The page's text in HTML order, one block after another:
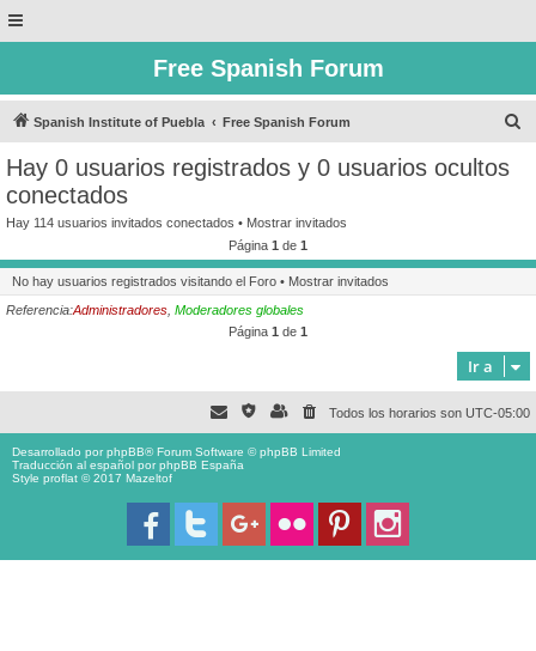
Free Spanish Forum
Spanish Institute of Puebla Free Spanish Forum
r
Hay 0 usuarios registrados y 0 usuarios ocultos
conectados
Hay 114 usuarios invitados conectados • Mostrar invitados
Página 1 de 1
No hay usuarios registrados visitando el Foro • Mostrar invitados
Referencia:Administradores Moderadores globales
Página 1 de 1
Ir a
Todos los horarios son UTC-05:00
Desarrollado porphpBB® Forum Software © phpBB Limited
Traducción al español porphpBB España
Style proflat © 2017 Mazeltof